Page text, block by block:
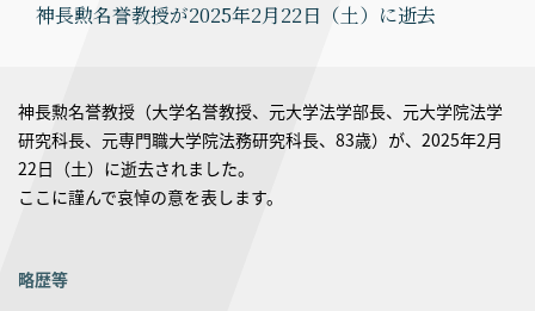
神長勲名誉教授が2025年2月22日（土）に逝去
神長勲名誉教授（大学名誉教授、元大学法学部長、元大学院法学
研究科長、元専門職大学院法務研究科長、83歳）が、2025年2月
22日（土）に逝去されました。
ここに謹んで哀悼の意を表します。
略歴等